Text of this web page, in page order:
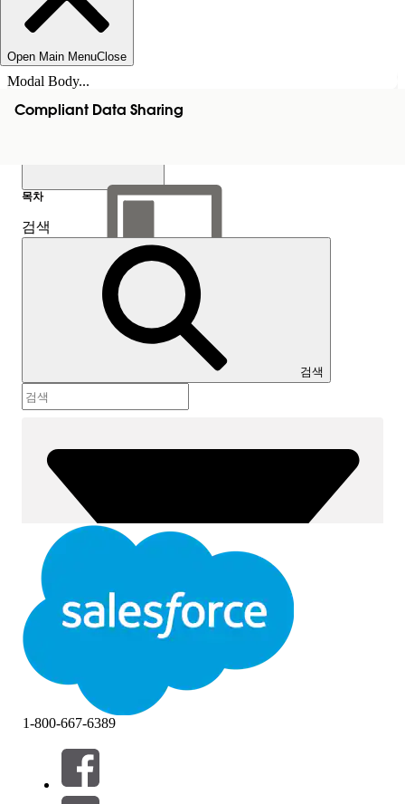
Open Main MenuClose
Modal Body...
Compliant Data Sharing
목차 표시
목차
검색
검색
필터 (0)
필터 선택
1-800-667-6389